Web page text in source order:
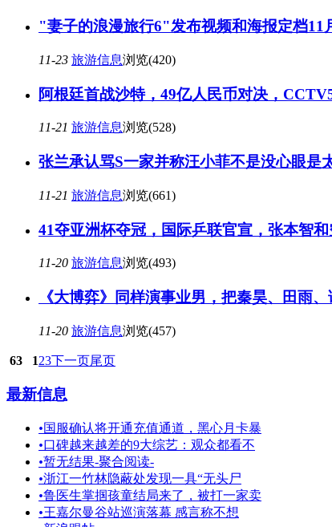
"妻子的浪漫旅行6"发布视频和海报定档11
11-23 旅游信息浏览(420)
阿根廷首战沙特，49亿人民币对决，
11-21 旅游信息浏览(528)
张兰承认骂S一家并称汪小菲不是没心眼是
11-21 旅游信息浏览(661)
41夺亚洲杯夺冠，国际乒联官宣，张本智
11-20 旅游信息浏览(493)
《大博弈》同样演事业男，把秦昊、田雨
11-20 旅游信息浏览(457)
63 123下一页尾页
最新信息
•国服确认将开通充值通道，黑心月卡暴
•口碑越来越差的9大综艺：观众都看不
•暂无结果-聚合阅读-
•浙江一竹林隐蔽处发现一具“无头尸
•鲁医生掌掴孩童结局来了，被打一家卖
•王嘉尔曼谷站巡演落幕 感言称不想